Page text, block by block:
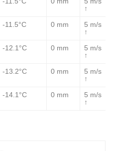
↑
-11.5°C 0 mm
5 m/s
↑
-12.1°C 0 mm
5 m/s
↑
-13.2°C 0 mm
5 m/s
↑
-14.1°C 0 mm
5 m/s
↑